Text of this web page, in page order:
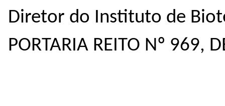
Diretor do Instituto de
PORTARIA REITO Nº 969,